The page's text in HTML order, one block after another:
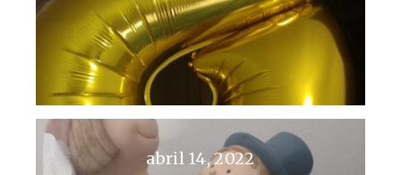
abril 14, 2022